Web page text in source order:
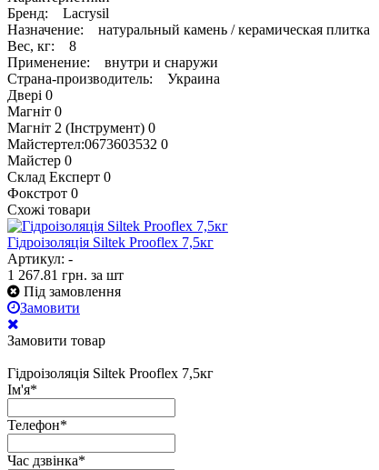
Бренд: Lacrysil
Назначение: натуральный камень / керамическая плитка
Вес, кг: 8
Применение: внутри и снаружи
Страна-производитель: Украина
Двері 0
Магніт 0
Магніт 2 (Інструмент) 0
Майстертел:0673603532 0
Майстер 0
Склад Експерт 0
Фокстрот 0
Схожі товари
Гідроізоляція Siltek Prooflex 7,5кг
Артикул: -
1 267.81 грн. за шт
Під замовлення
Замовити
Замовити товар
Гідроізоляція Siltek Prooflex 7,5кг
Ім'я*
Телефон*
Час дзвінка*